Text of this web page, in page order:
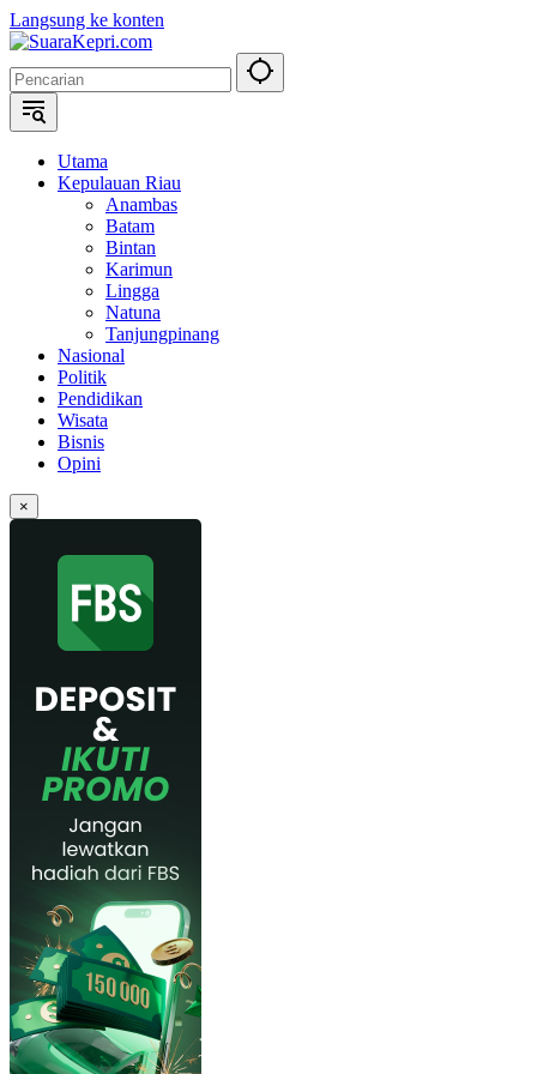
Langsung ke konten
Utama
Kepulauan Riau
Anambas
Batam
Bintan
Karimun
Lingga
Natuna
Tanjungpinang
Nasional
Politik
Pendidikan
Wisata
Bisnis
Opini
×